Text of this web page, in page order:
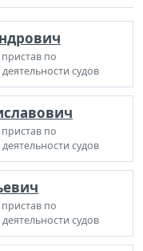
по
судов
по
судов
по
судов